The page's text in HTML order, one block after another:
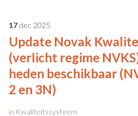
17 dec 2025
Update Novak
(verlicht regime
heden beschikbaar
2 en 3N)
in Kwaliteitssysteem